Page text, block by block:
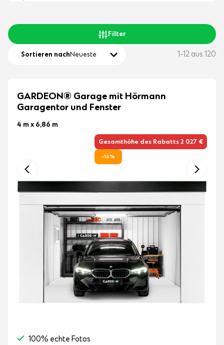
Filter
Sortieren nachNeueste 1-12 aus 120
GARDEON® Garage mit Hörmann
Garagentor und Fenster
4 m x 6,86 m
Gesamthöhe des Rabatts 2 027 €
-16%
100% echte Fotos